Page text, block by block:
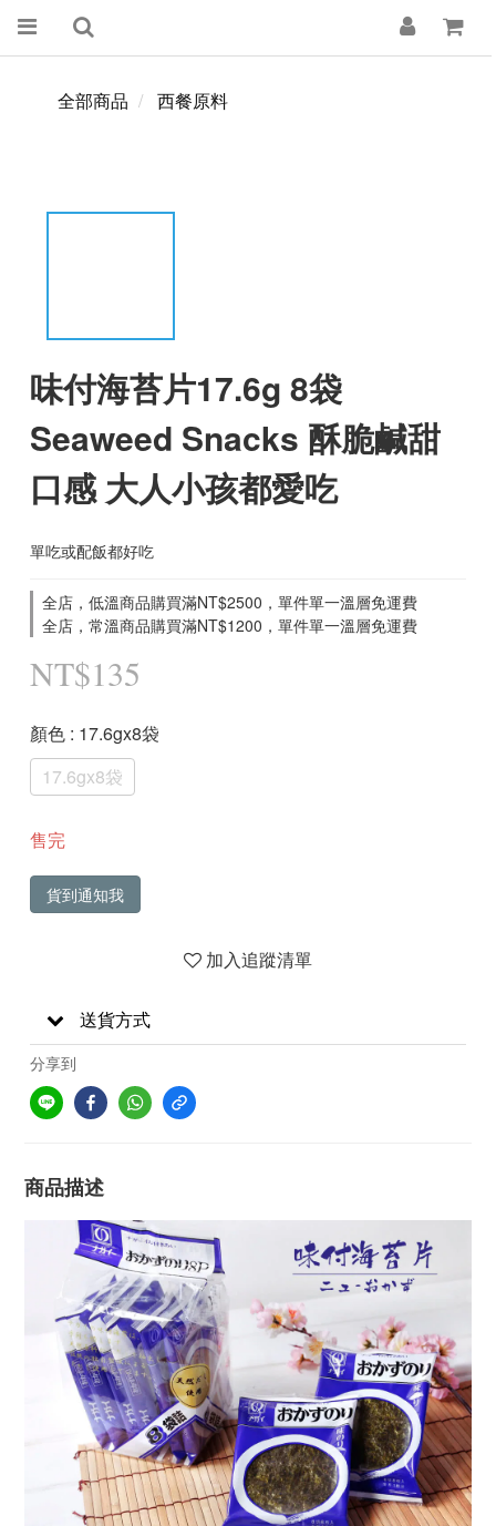
全部商品 西餐原料
味付海苔片17.6g 8袋
Seaweed Snacks 酥脆鹹甜
口感 大人小孩都愛吃
單吃或配飯都好吃
全店，低溫商品購買滿NT$2500，單件單一溫層免運費
全店，常溫商品購買滿NT$1200，單件單一溫層免運費
NT$135
顏色 : 17.6gx8袋
17.6gx8袋
售完
貨到通知我
加入追蹤清單
送貨方式
分享到
商品描述